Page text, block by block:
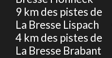
9 km des pistes de
La Bresse Lispach
4 km des pistes de
La Bresse Brabant